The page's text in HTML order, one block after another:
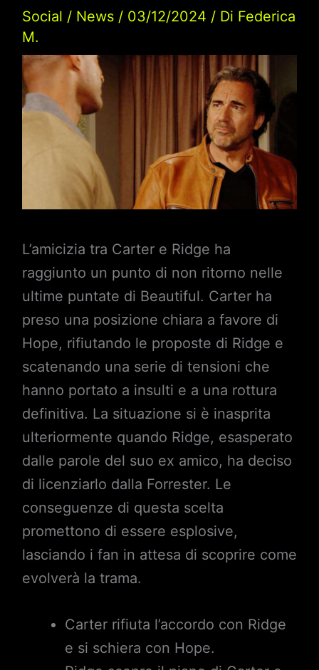
Social / News/ 03/12/2024 / Di Federica
M.
L’amicizia tra Carter e Ridge ha
raggiunto un punto di non ritorno nelle
ultime puntate di Beautiful. Carter ha
preso una posizione chiara a favore di
Hope, rifiutando le proposte di Ridge e
scatenando una serie di tensioni che
hanno portato a insulti e a una rottura
definitiva. La situazione si è inasprita
ulteriormente quando Ridge, esasperato
dalle parole del suo ex amico, ha deciso
di licenziarlo dalla Forrester. Le
conseguenze di questa scelta
promettono di essere esplosive,
lasciando i fan in attesa di scoprire come
evolverà la trama.
Carter rifiuta l’accordo con Ridge
e si schiera con Hope.